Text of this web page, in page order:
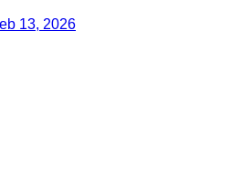
13, 2026